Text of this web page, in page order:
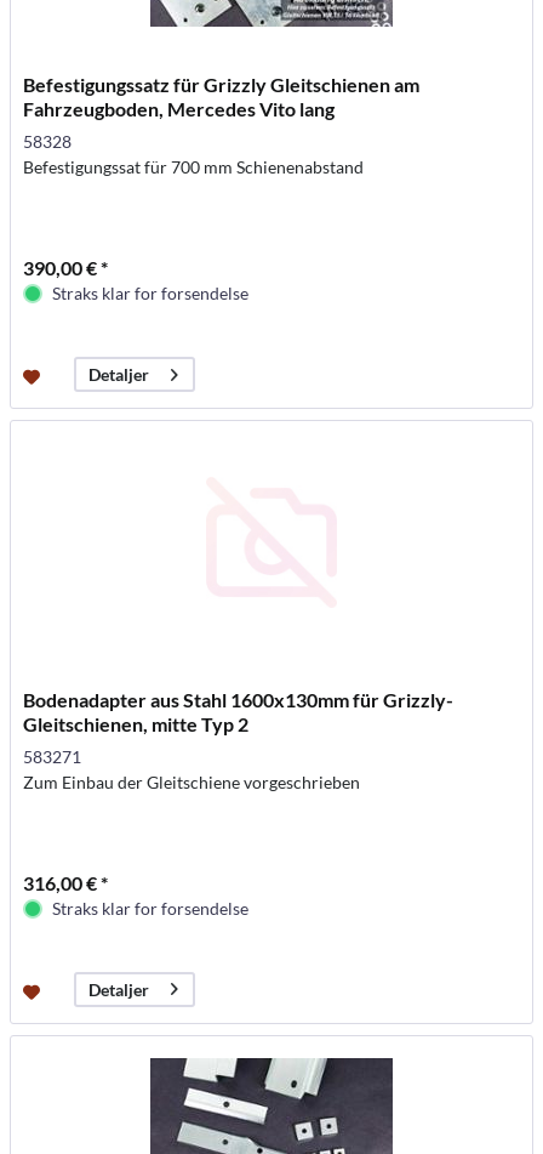
Befestigungssatz für Grizzly Gleitschienen am
Fahrzeugboden, Mercedes Vito lang
58328
Befestigungssat für 700 mm Schienenabstand
390,00 € *
Straks klar for forsendelse
Detaljer
Bodenadapter aus Stahl 1600x130mm für Grizzly-
Gleitschienen, mitte Typ 2
583271
Zum Einbau der Gleitschiene vorgeschrieben
316,00 € *
Straks klar for forsendelse
Detaljer